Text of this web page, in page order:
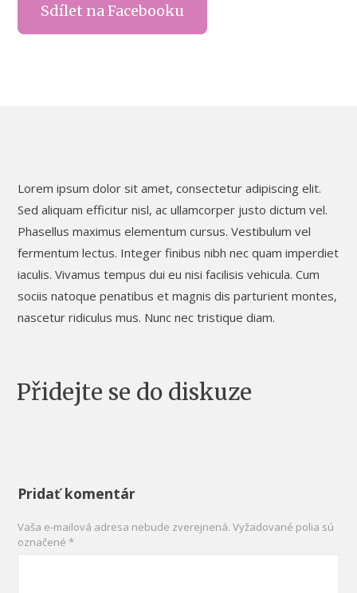
Sdílet na Facebooku
Lorem ipsum dolor sit amet, consectetur adipiscing elit.
Sed aliquam efficitur nisl, ac ullamcorper justo dictum vel.
Phasellus maximus elementum cursus. Vestibulum vel
fermentum lectus. Integer finibus nibh nec quam imperdiet
iaculis. Vivamus tempus dui eu nisi facilisis vehicula. Cum
sociis natoque penatibus et magnis dis parturient montes,
nascetur ridiculus mus. Nunc nec tristique diam.
Přidejte se do diskuze
Pridať komentár
Vaša e-mailová adresa nebude zverejnená. Vyžadované polia sú
označené*